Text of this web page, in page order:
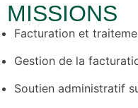
MISSIONS
Facturation et
Gestion de la
Soutien administratif